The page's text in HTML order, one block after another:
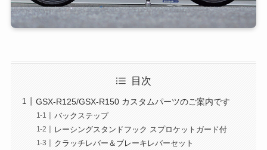
目次
GSX-R125/GSX-R150 カスタムパーツのご案内です
バックステップ
レーシングスタンドフック スプロケットガード付
クラッチレバー＆ブレーキレバーセット